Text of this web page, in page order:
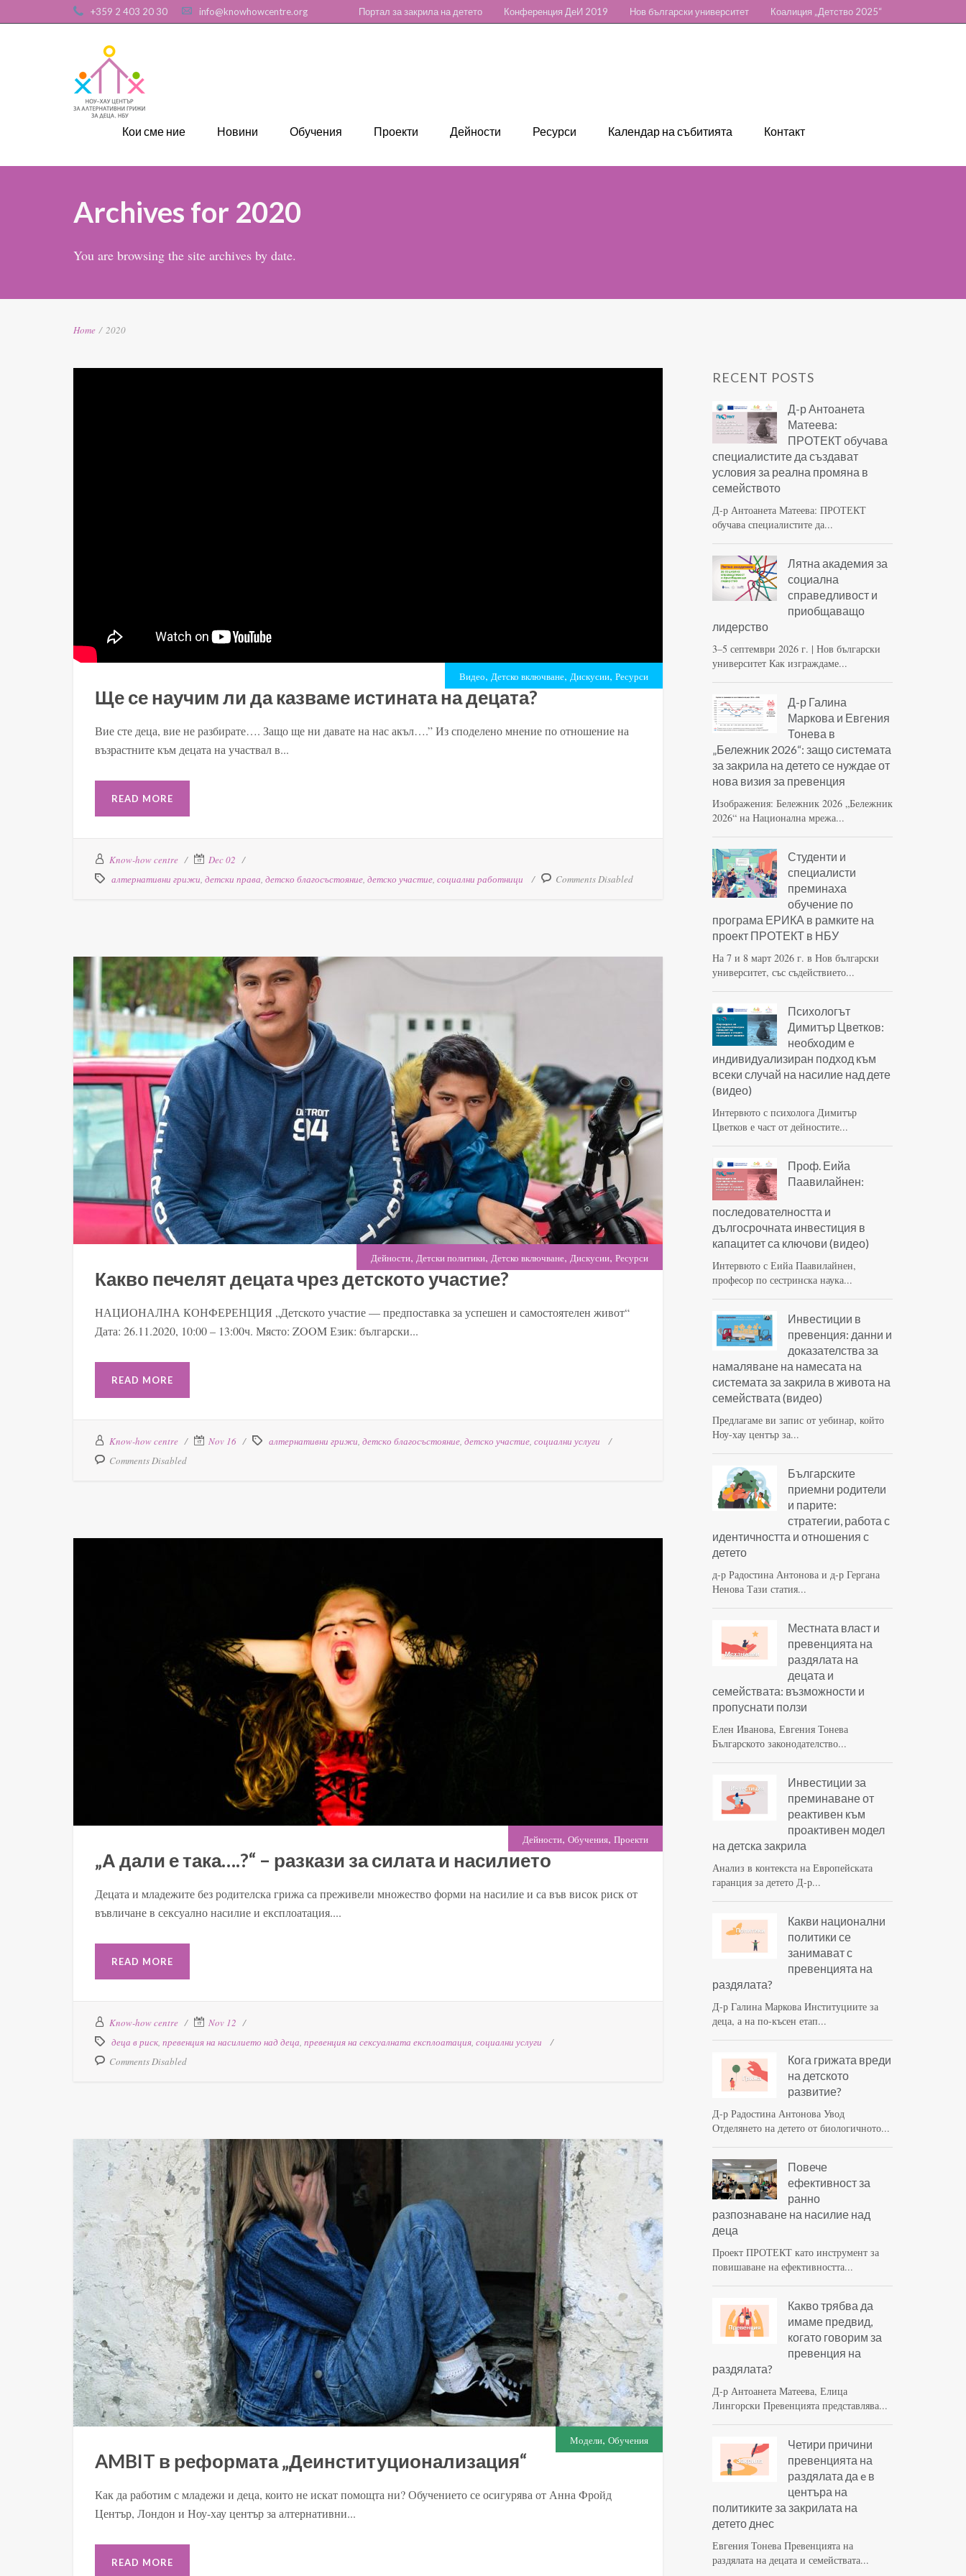
+359 2 403 20 30 info@knowhowcentre.org Портал за закрила на детето Конференция ДеИ 2019 Нов български университет Коалиция „Детство 2025“
Кои сме ние Новини Обучения Проекти Дейности Ресурси Календар на събитията Контакт
Archives for 2020
You are browsing the site archives by date.
Home / 2020
Видео, Детско включване, Дискусии, Ресурси
Ще се научим ли да казваме истината на децата?
Вие сте деца, вие не разбирате…. Защо ще ни давате на нас акъл….” Из споделено мнение по отношение на
възрастните към децата на участвал в...
READ MORE
Know-how centre
Dec 02
алтернативни грижи, детски права, детско благосъстояние, детско участие, социални работници Comments Disabled
Дейности, Детски политики, Детско включване, Дискусии, Ресурси
Какво печелят децата чрез детското участие?
НАЦИОНАЛНА КОНФЕРЕНЦИЯ „Детското участие — предпоставка за успешен и самостоятелен живот“
Дата: 26.11.2020, 10:00 – 13:00ч. Място: ZOOM Език: български...
READ MORE
Know-how centre Nov 16 алтернативни грижи, детско благосъстояние, детско участие, социални услуги
Comments Disabled
Дейности, Обучения, Проекти
„А дали е така….?“ – разкази за силата и насилието
Децата и младежите без родителска грижа са преживели множество форми на насилие и са във висок риск от
въвличане в сексуално насилие и експлоатация....
READ MORE
Know-how centre
Nov 12
деца в риск, превенция на насилието над деца, превенция на сексуалната експлоатация, социални услуги
Comments Disabled
Модели, Обучения
AMBIT в реформата „Деинституционализация“
Как да работим с младежи и деца, които не искат помощта ни? Обучението се осигурява от Анна Фройд
Център, Лондон и Ноу-хау център за алтернативни...
READ MORE
RECENT POSTS
Д-р Антоанета
Матеева:
ПРОТЕКТ обучава
специалистите да създават
условия за реална промяна в
семейството
Д-р Антоанета Матеева: ПРОТЕКТ
обучава специалистите да...
Лятна академия за
социална
справедливост и
приобщаващо
лидерство
3–5 септември 2026 г. | Нов български
университет Как изграждаме...
Д-р Галина
Маркова и Евгения
Тонева в
„Бележник 2026“: защо системата
за закрила на детето се нуждае от
нова визия за превенция
Изображения: Бележник 2026 „Бележник
2026“ на Национална мрежа...
Студенти и
специалисти
преминаха
обучение по
програма ЕРИКА в рамките на
проект ПРОТЕКТ в НБУ
На 7 и 8 март 2026 г. в Нов български
университет, със съдействието...
Психологът
Димитър Цветков:
необходим е
индивидуализиран подход към
всеки случай на насилие над дете
(видео)
Интервюто с психолога Димитър
Цветков е част от дейностите...
Проф. Еийа
Паавилайнен:
последователността и
дългосрочната инвестиция в
капацитет са ключови (видео)
Интервюто с Еийа Паавилайнен,
професор по сестринска наука...
Инвестиции в
превенция: данни и
доказателства за
намаляване на намесата на
системата за закрила в живота на
семействата (видео)
Предлагаме ви запис от уебинар, който
Ноу-хау център за...
Българските
приемни родители
и парите:
стратегии, работа с
идентичността и отношения с
детето
д-р Радостина Антонова и д-р Гергана
Ненова Тази статия...
Местната власт и
превенцията на
раздялата на
децата и
семействата: възможности и
пропуснати ползи
Елен Иванова, Евгения Тонева
Българското законодателство...
Инвестиции за
преминаване от
реактивен към
проактивен модел
на детска закрила
Анализ в контекста на Европейската
гаранция за детето Д-р...
Какви национални
политики се
занимават с
превенцията на
раздялата?
Д-р Галина Маркова Институциите за
деца, а на по-късен етап...
Кога грижата вреди
на детското
развитие?
Д-р Радостина Антонова Увод
Отделянето на детето от биологичното...
Повече
ефективност за
ранно
разпознаване на насилие над
деца
Проект ПРОТЕКТ като инструмент за
повишаване на ефективността...
Какво трябва да
имаме предвид,
когато говорим за
превенция на
раздялата?
Д-р Антоанета Матеева, Елица
Лингорски Превенцията представлява...
Четири причини
превенцията на
раздялата да e в
центъра на
политиките за закрилата на
детето днес
Евгения Тонева Превенцията на
раздялата на децата и семействата...